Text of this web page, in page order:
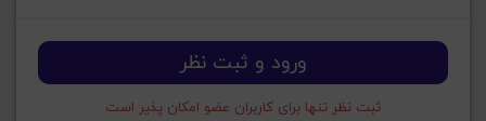
ورود و ثبت نظر
ثبت نظر تنها برای کاربران عضو امکان پذیر است